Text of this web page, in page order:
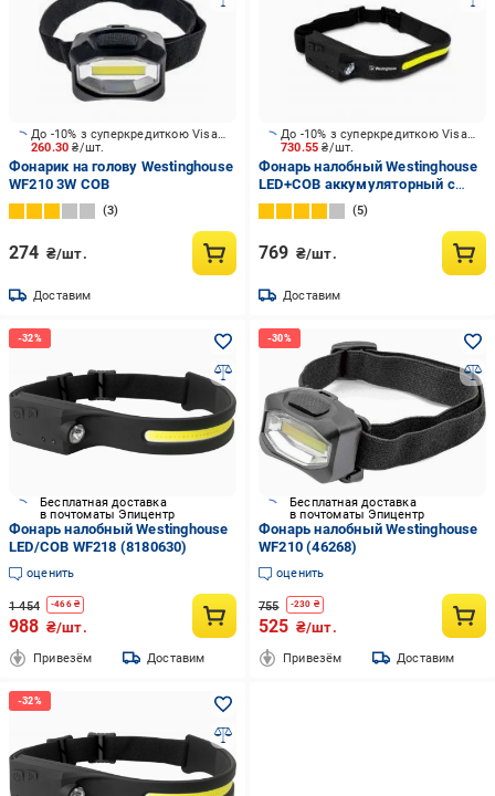
260.30₴/шт.
До -10% з суперкредиткою Visa Вигода
Фонарик на голову Westinghouse
WF210 3W COB
3
274 ₴/шт.
Доставим
730.55₴/шт.
До -10% з суперкредиткою Visa Вигода
Фонарь налобный Westinghouse
LED+COB аккумуляторный с
сенсором WF218-DB 320 Lm
черный WF218-DB
5
769 ₴/шт.
Доставим
Бесплатная доставка
в почтоматы Эпицентр
Фонарь налобный Westinghouse
LED/COB WF218 (8180630)
оценить
1 454 -466₴
988 ₴/шт.
Привезём Доставим
Бесплатная доставка
в почтоматы Эпицентр
Фонарь налобный Westinghouse
WF210 (46268)
оценить
755 -230 ₴
525 ₴/шт.
Привезём Доставим